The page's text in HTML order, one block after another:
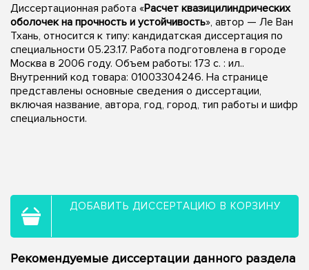
Диссертационная работа «Расчет квазицилиндрических
оболочек на прочность и устойчивость», автор — Ле Ван
Тхань, относится к типу: кандидатская диссертация по
специальности 05.23.17. Работа подготовлена в городе
Москва в 2006 году. Объем работы: 173 с. : ил..
Внутренний код товара: 01003304246. На странице
представлены основные сведения о диссертации,
включая название, автора, год, город, тип работы и шифр
специальности.
ДОБАВИТЬ ДИССЕРТАЦИЮ В КОРЗИНУ
Рекомендуемые диссертации данного раздела